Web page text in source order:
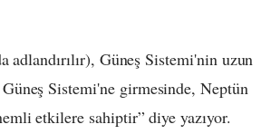
adlandırılır), Güneş Sistemi'nin uzun
Sistemi'ne girmesinde, Neptün
etkilere sahiptir” diye yazıyor.